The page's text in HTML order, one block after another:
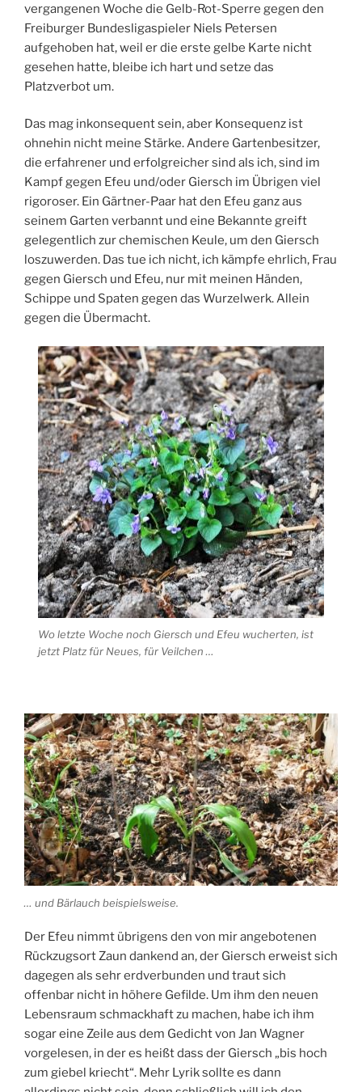
vergangenen Woche die Gelb-Rot-Sperre gegen den
Freiburger Bundesligaspieler Niels Petersen
aufgehoben hat, weil er die erste gelbe Karte nicht
gesehen hatte, bleibe ich hart und setze das
Platzverbot um.
Das mag inkonsequent sein, aber Konsequenz ist
ohnehin nicht meine Stärke. Andere Gartenbesitzer,
die erfahrener und erfolgreicher sind als ich, sind im
Kampf gegen Efeu und/oder Giersch im Übrigen viel
rigoroser. Ein Gärtner-Paar hat den Efeu ganz aus
seinem Garten verbannt und eine Bekannte greift
gelegentlich zur chemischen Keule, um den Giersch
loszuwerden. Das tue ich nicht, ich kämpfe ehrlich, Frau
gegen Giersch und Efeu, nur mit meinen Händen,
Schippe und Spaten gegen das Wurzelwerk. Allein
gegen die Übermacht.
Wo letzte Woche noch Giersch und Efeu wucherten, ist
jetzt Platz für Neues, für Veilchen …
… und Bärlauch beispielsweise.
Der Efeu nimmt übrigens den von mir angebotenen
Rückzugsort Zaun dankend an, der Giersch erweist sich
dagegen als sehr erdverbunden und traut sich
offenbar nicht in höhere Gefilde. Um ihm den neuen
Lebensraum schmackhaft zu machen, habe ich ihm
sogar eine Zeile aus dem Gedicht von Jan Wagner
vorgelesen, in der es heißt dass der Giersch „bis hoch
zum giebel kriecht“. Mehr Lyrik sollte es dann